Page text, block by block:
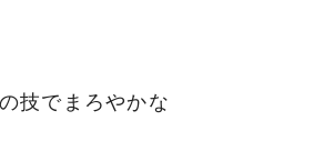
技でまろやかな